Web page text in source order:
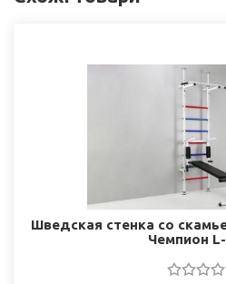
Шведская стенка со
Чемпион